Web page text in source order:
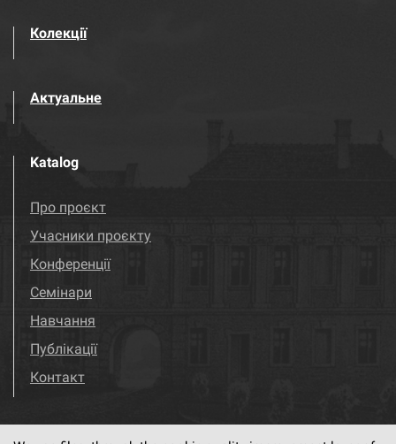
Колекції
Актуальне
Katalog
Про проєкт
Учасники проєкту
Конференції
Семінари
Навчання
Публікації
Контакт